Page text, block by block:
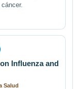
Influenza and
Salud